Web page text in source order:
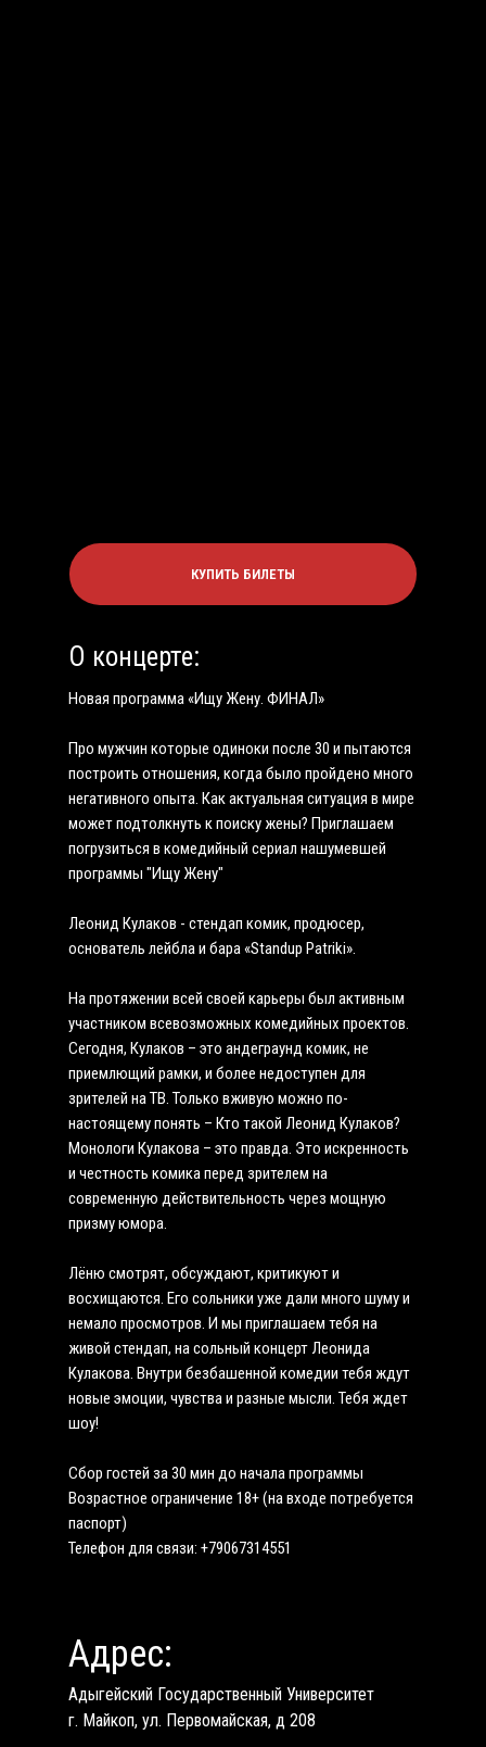
Новая программа «Ищу Жену. ФИНАЛ»
Про мужчин которые одиноки после 30 и пытаются
построить отношения, когда было пройдено много
негативного опыта. Как актуальная ситуация в мире
может подтолкнуть к поиску жены? Приглашаем
погрузиться в комедийный сериал нашумевшей
программы "Ищу Жену"
Леонид Кулаков - стендап комик, продюсер,
основатель лейбла и бара «Standup Patriki».
На протяжении всей своей карьеры был активным
участником всевозможных комедийных проектов.
Сегодня, Кулаков – это андеграунд комик, не
приемлющий рамки, и более недоступен для
зрителей на ТВ. Только вживую можно по-
настоящему понять – Кто такой Леонид Кулаков?
Монологи Кулакова – это правда. Это искренность
и честность комика перед зрителем на
современную действительность через мощную
призму юмора.
Лёню смотрят, обсуждают, критикуют и
восхищаются. Его сольники уже дали много шуму и
немало просмотров. И мы приглашаем тебя на
живой стендап, на сольный концерт Леонида
Кулакова. Внутри безбашенной комедии тебя ждут
новые эмоции, чувства и разные мысли. Тебя ждет
шоу!
Сбор гостей за 30 мин до начала программы
Возрастное ограничение 18+ (на входе потребуется
паспорт)
Телефон для связи: +79067314551
О концерте:
Адрес:
Адыгейский Государственный Университет
г. Майкоп, ул. Первомайская, д 208
КУПИТЬ БИЛЕТЫ